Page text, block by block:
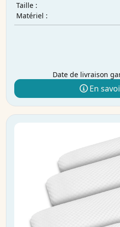
Taille :
Matériel :
Date de livraison
En